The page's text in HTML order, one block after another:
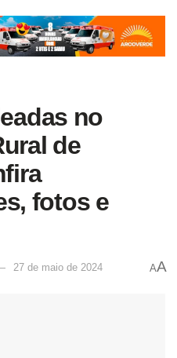
no
de
fotos e
27 de maio de 2024 AA